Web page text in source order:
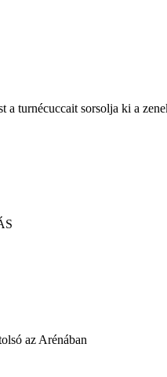
a turnécuccait sorsolja ki a
az Arénában